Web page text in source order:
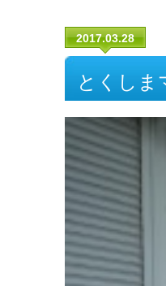
2017.03.28
とくしま